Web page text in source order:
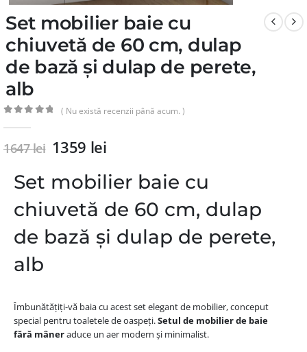
Set mobilier baie cu
chiuvetă de 60 cm, dulap
de bază și dulap de perete,
alb
( Nu există recenzii până acum. )
1647lei 1359 lei
Set mobilier baie cu
chiuvetă de 60 cm, dulap
de bază și dulap de perete,
alb
Îmbunătățiți-vă baia cu acest set elegant de mobilier, conceput
special pentru toaletele de oaspeți.Setul de mobilier de baie
fără mâneraduce un aer modern și minimalist.